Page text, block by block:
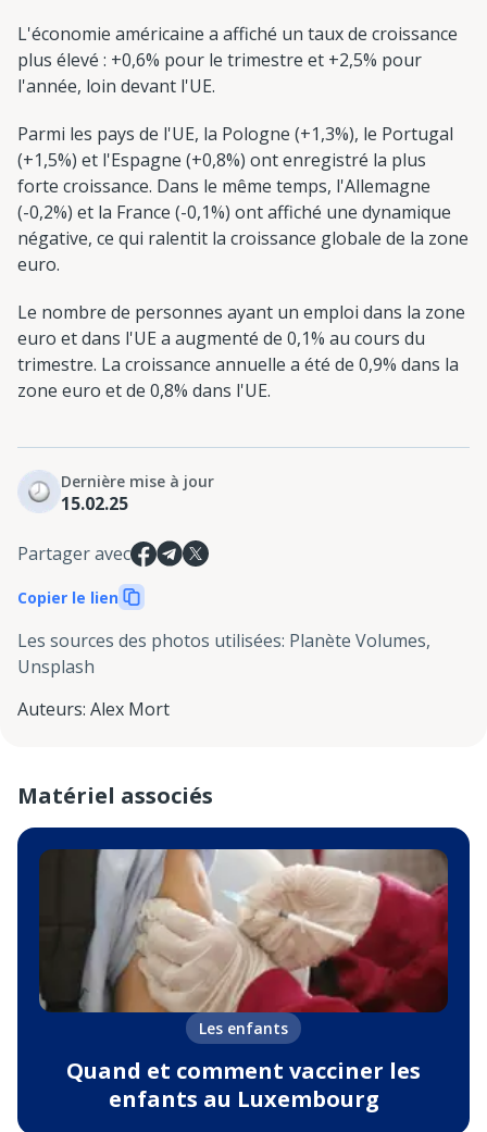
L'économie américaine a affiché un taux de croissance
plus élevé : +0,6% pour le trimestre et +2,5% pour
l'année, loin devant l'UE.
Parmi les pays de l'UE, la Pologne (+1,3%), le Portugal
(+1,5%) et l'Espagne (+0,8%) ont enregistré la plus
forte croissance. Dans le même temps, l'Allemagne
(-0,2%) et la France (-0,1%) ont affiché une dynamique
négative, ce qui ralentit la croissance globale de la zone
euro.
Le nombre de personnes ayant un emploi dans la zone
euro et dans l'UE a augmenté de 0,1% au cours du
trimestre. La croissance annuelle a été de 0,9% dans la
zone euro et de 0,8% dans l'UE.
Dernière mise à jour
15.02.25
Partager avec
Copier le lien
Les sources des photos utilisées: Planète Volumes,
Unsplash
Auteurs: Alex Mort
Matériel associés
Les enfants
Quand et comment vacciner les
enfants au Luxembourg